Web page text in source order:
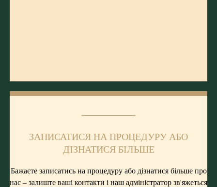
ЗАПИСАТИСЯ НА ПРОЦЕДУРУ АБО
ДІЗНАТИСЯ БІЛЬШЕ
Бажаєте записатись на процедуру або дізнатися більше про
нас – залиште ваші контакти і наш адміністратор зв'яжеться